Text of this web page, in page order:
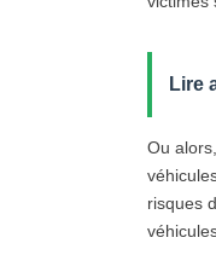
Lire
Ou
risques